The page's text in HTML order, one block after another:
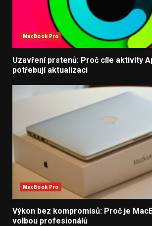
MacBook Pro
Uzavření prstenů: Proč cíle aktivity
potřebují aktualizaci
MacBook Pro
Výkon bez kompromisů: Proč je
volbou profesionálů